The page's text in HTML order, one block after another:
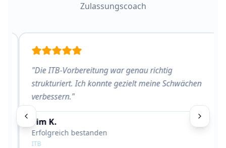
Zulassungscoach
Die ITB-Vorbereitung war genau richtig
strukturiert. Ich konnte gezielt meine Schwächen
verbessern."
Tim K.
Erfolgreich bestanden
ITB